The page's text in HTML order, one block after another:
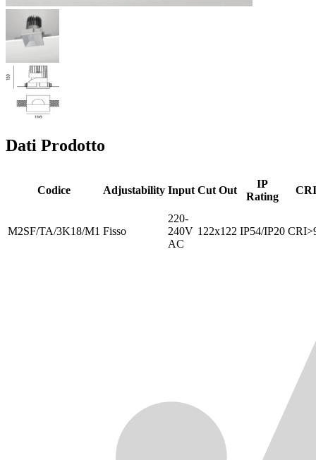
Dati Prodotto
Codice Adjustability Input Cut Out
IP
Rating
CRI
M2SF/TA/3K18/M1 Fisso
220-
240V
AC
122x122 IP54/IP20